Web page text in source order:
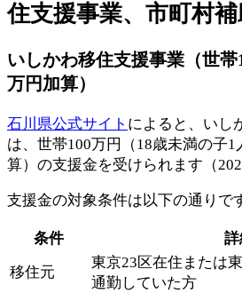
住支援事業、市町村補
いしかわ移住支援事業（世帯
万円加算）
石川県公式サイト によると、いし
は、世帯100万円（18歳未満の子1
算）の支援金を受けられます（
支援金の対象条件は以下の通りで
条件
詳
移住元
東京23区在住または
通勤していた方